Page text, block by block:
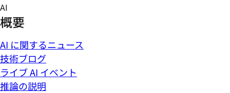
Skip
to
content
AI
概要
AI に関するニュース
技術ブログ
ライブ AI イベント
推論の説明